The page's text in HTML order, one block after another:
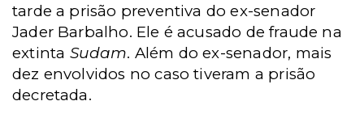
tarde a prisão preventiva do ex-senador
Jader Barbalho. Ele é acusado de fraude na
extinta Sudam. Além do ex-senador, mais
dez envolvidos no caso tiveram a prisão
decretada.